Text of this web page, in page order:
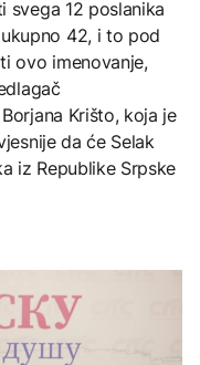
svega 12 poslanika
ukupno 42, i to pod
ovo imenovanje,
Krišto, koja je
da će Selak
iz Republike Srpske